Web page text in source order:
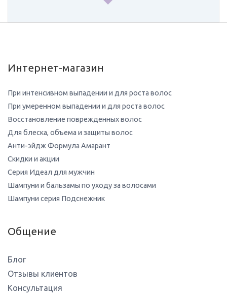
Интернет-магазин
При интенсивном выпадении и для роста волос
При умеренном выпадении и для роста волос
Восстановление поврежденных волос
Для блеска, объема и защиты волос
Анти-эйдж Формула Амарант
Скидки и акции
Серия Идеал для мужчин
Шампуни и бальзамы по уходу за волосами
Шампуни серия Подснежник
Общение
Блог
Отзывы клиентов
Консультация